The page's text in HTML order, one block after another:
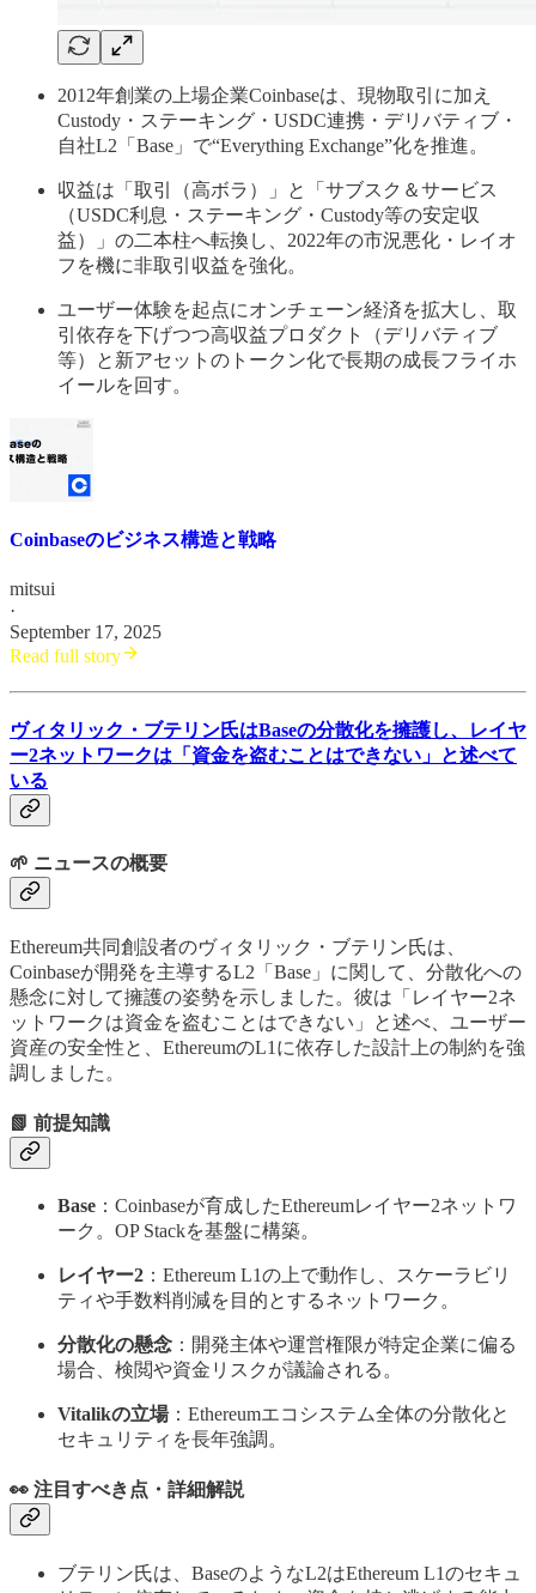
2012年創業の上場企業Coinbaseは、現物取引に加え
Custody・ステーキング・USDC連携・デリバティブ・
自社L2「Base」で“Everything Exchange”化を推進。
収益は「取引（高ボラ）」と「サブスク＆サービス
（USDC利息・ステーキング・Custody等の安定収
益）」の二本柱へ転換し、2022年の市況悪化・レイオ
フを機に非取引収益を強化。
ユーザー体験を起点にオンチェーン経済を拡大し、取
引依存を下げつつ高収益プロダクト（デリバティブ
等）と新アセットのトークン化で長期の成長フライホ
イールを回す。
Coinbaseのビジネス構造と戦略
mitsui
·
September 17, 2025
Read full story
ヴィタリック・ブテリン氏はBaseの分散化を擁護し、レイヤ
ー2ネットワークは「資金を盗むことはできない」と述べて
いる
🌱 ニュースの概要
Ethereum共同創設者のヴィタリック・ブテリン氏は、
Coinbaseが開発を主導するL2「Base」に関して、分散化への
懸念に対して擁護の姿勢を示しました。彼は「レイヤー2ネ
ットワークは資金を盗むことはできない」と述べ、ユーザー
資産の安全性と、EthereumのL1に依存した設計上の制約を強
調しました。
📗 前提知識
Base ：Coinbaseが育成したEthereumレイヤー2ネットワ
ーク。OP Stackを基盤に構築。
レイヤー2 ：Ethereum L1の上で動作し、スケーラビリ
ティや手数料削減を目的とするネットワーク。
分散化の懸念 ：開発主体や運営権限が特定企業に偏る
場合、検閲や資金リスクが議論される。
Vitalikの立場：Ethereumエコシステム全体の分散化と
セキュリティを長年強調。
👀 注目すべき点・詳細解説
ブテリン氏は、BaseのようなL2はEthereum L1のセキュ